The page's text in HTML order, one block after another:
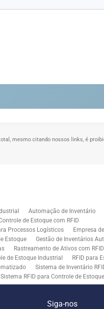
mesmo citando nossos links, é
Automação de Inventário
de Estoque com RFID
Processos Logísticos
Empresa
Estoque
Gestão de Inventários
Rastreamento de Ativos com RFID
de Estoque Industrial RFID para
Sistema de Inventário
Sistema RFID para Controle de Estoque
Soluções em Rastreamento
para Integração
Siga-nos